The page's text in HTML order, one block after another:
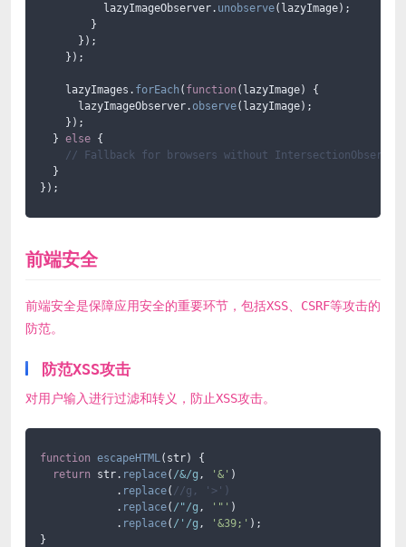
          lazyImageObserver.
unobserve(lazyImage);
        }
      });
    });
    lazyImages.
forEach ( function ( lazyImage) {
      lazyImageObserver.
observe(lazyImage);
    });
  }
else {
// Fallback for browsers without IntersectionObserver
  }
});
前端安全
前端安全是保障应用安全的重要环节，包括XSS、CSRF等攻击的
防范。
防范XSS攻击
对用户输入进行过滤和转义，防止XSS攻击。
function escapeHTML ( str) {
return str. replace( /&/g , '&' )
            .
replace( //g, '>')
            .
replace( /"/g , '"' )
            .
replace( /'/g , '&39;' );
}